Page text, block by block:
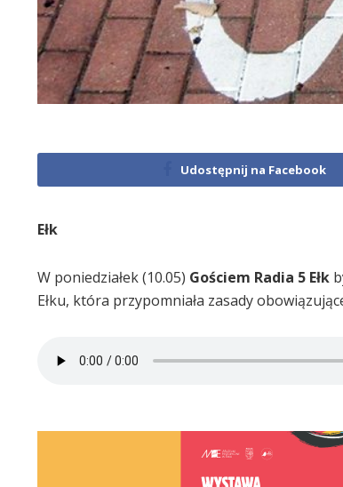
Udostępnij na Facebook
Ełk
W poniedziałek (10.05) Gościem Radia 5 Ełk
Ełku, która przypomniała zasady